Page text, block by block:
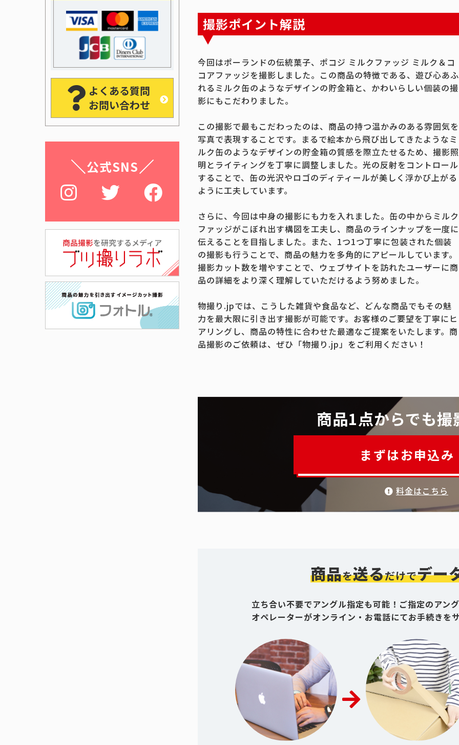
撮影ポイント解説
今回はポーランドの伝統菓子、ポコジ ミルクファッジ ミルク＆コ
コアファッジを撮影しました。この商品の特徴である、遊び心あふ
れるミルク缶のようなデザインの貯金箱と、かわいらしい個装の撮
影にもこだわりました。
この撮影で最もこだわったのは、商品の持つ温かみのある雰囲気を
写真で表現することです。まるで絵本から飛び出してきたようなミ
ルク缶のようなデザインの貯金箱の質感を際立たせるため、撮影照
明とライティングを丁寧に調整しました。光の反射をコントロール
することで、缶の光沢やロゴのディティールが美しく浮かび上がる
ように工夫しています。
さらに、今回は中身の撮影にも力を入れました。缶の中からミルク
ファッジがこぼれ出す構図を工夫し、商品のラインナップを一度に
伝えることを目指しました。また、1つ1つ丁寧に包装された個装
の撮影も行うことで、商品の魅力を多角的にアピールしています。
撮影カット数を増やすことで、ウェブサイトを訪れたユーザーに商
品の詳細をより深く理解していただけるよう努めました。
物撮り.jpでは、こうした雑貨や食品など、どんな商品でもその魅
力を最大限に引き出す撮影が可能です。お客様のご要望を丁寧にヒ
アリングし、商品の特性に合わせた最適なご提案をいたします。商
品撮影のご依頼は、ぜひ「物撮り.jp」をご利用ください！
商品1点からでも撮
まずはお申込み
料金はこちら
商品を送るだけでデー
立ち合い不要でアングル指定も可能！ご指定のアン
オペレーターがオンライン・お電話にてお手続きを
よくある質問
お問い合わせ
公式SNS